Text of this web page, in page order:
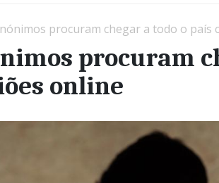
procuram chegar a todo o país
procuram
online